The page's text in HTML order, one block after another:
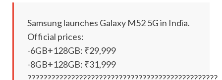
Samsung launches Galaxy M52 5G in India.
Official prices:
-6GB+128GB: ₹29,999
-8GB+128GB: ₹31,999